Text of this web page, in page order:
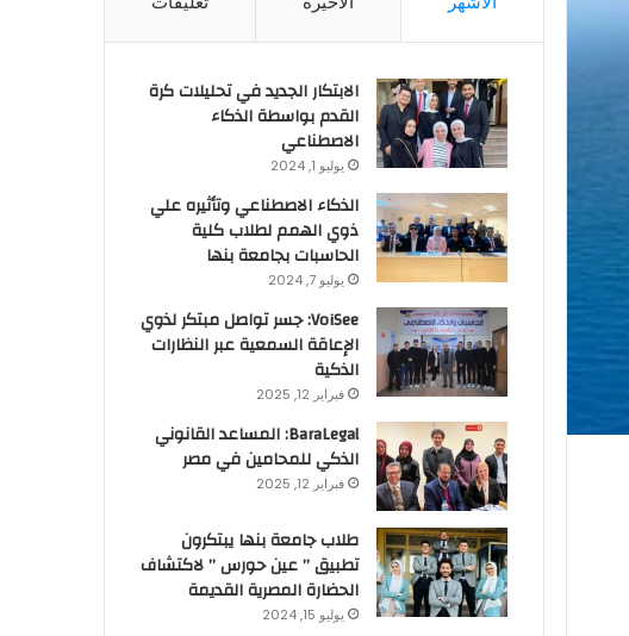
الابتكار الجديد في تحليلات كرة
القدم بواسطة الذكاء
الاصطناعي
يوليو 1, 2024
الذكاء الاصطناعي وتأثيره علي
ذوي الهمم لطلاب كلية
الحاسبات بجامعة بنها
يوليو 7, 2024
VoiSee: جسر تواصل مبتكر لذوي
الإعاقة السمعية عبر النظارات
الذكية
فبراير 12, 2025
BaraLegal: المساعد القانوني
الذكي للمحامين في مصر
فبراير 12, 2025
طلاب جامعة بنها يبتكرون
تطبيق ” عين حورس ” لاكتشاف
الحضارة المصرية القديمة
يوليو 15, 2024